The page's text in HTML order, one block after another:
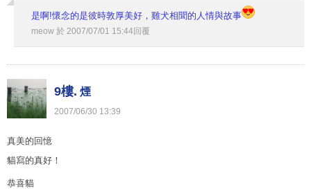
是啊!懷念的是彼時敦厚美好，雞犬相聞的人情與故事
meow 於 2007/07/01 15:44回覆
9樓. 煙
2007/06/30 13:39
真美的回憶
貓寫的真好！
恭喜貓